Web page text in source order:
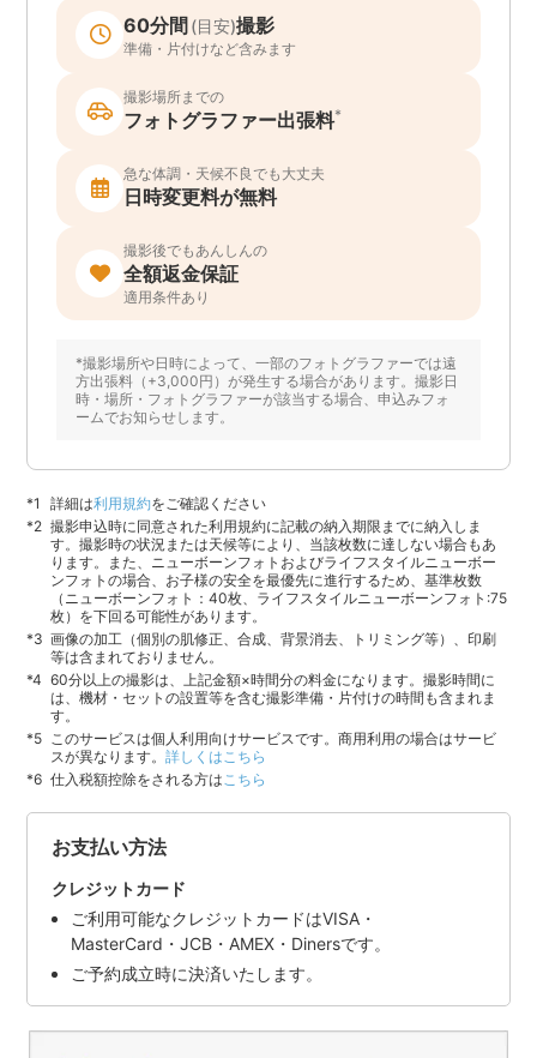
60分間 (目安)撮影
準備・片付けなど含みます
撮影場所までの
フォトグラファー出張料*
急な体調・天候不良でも大丈夫
日時変更料が無料
撮影後でもあんしんの
全額返金保証
適用条件あり
*撮影場所や日時によって、一部のフォトグラファーでは遠
方出張料（+3,000円）が発生する場合があります。撮影日
時・場所・フォトグラファーが該当する場合、申込みフォ
ームでお知らせします。
詳細は利用規約をご確認ください
撮影申込時に同意された利用規約に記載の納入期限までに納入しま
す。撮影時の状況または天候等により、当該枚数に達しない場合もあ
ります。また、ニューボーンフォトおよびライフスタイルニューボー
ンフォトの場合、お子様の安全を最優先に進行するため、基準枚数
（ニューボーンフォト：40枚、ライフスタイルニューボーンフォト:75
枚）を下回る可能性があります。
画像の加工（個別の肌修正、合成、背景消去、トリミング等）、印刷
等は含まれておりません。
60分以上の撮影は、上記金額×時間分の料金になります。撮影時間に
は、機材・セットの設置等を含む撮影準備・片付けの時間も含まれま
す。
このサービスは個人利用向けサービスです。商用利用の場合はサービ
スが異なります。詳しくはこちら
仕入税額控除をされる方は こちら
お支払い方法
クレジットカード
ご利用可能なクレジットカードはVISA・
MasterCard・JCB・AMEX・Dinersです。
ご予約成立時に決済いたします。